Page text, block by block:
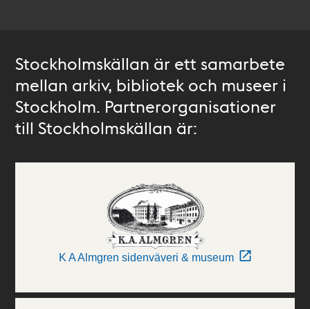
Stockholmskällan är ett samarbete
mellan arkiv, bibliotek och museer i
Stockholm. Partnerorganisationer
till Stockholmskällan är:
K A Almgren sidenväveri & museum